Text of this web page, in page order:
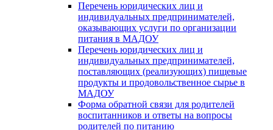
Перечень юридических лиц и
индивидуальных предпринимателей,
оказывающих услуги по организации
питания в МАДОУ
Перечень юридических лиц и
индивидуальных предпринимателей,
поставляющих (реализующих) пищевые
продукты и продовольственное сырье в
МАДОУ
Форма обратной связи для родителей
воспитанников и ответы на вопросы
родителей по питанию